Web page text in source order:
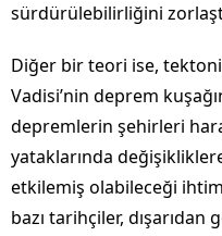
sürdürülebilirliğini
Diğer bir teori ise,
Vadisi’nin deprem
depremlerin şehirleri
yataklarında
etkilemiş olabileceği
bazı tarihçiler, dışarıdan